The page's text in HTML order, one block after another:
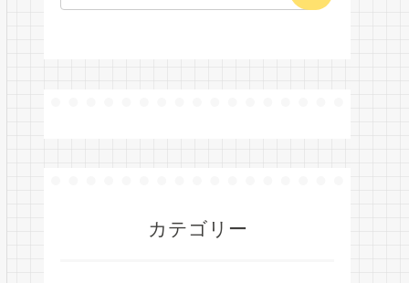
カテゴリー